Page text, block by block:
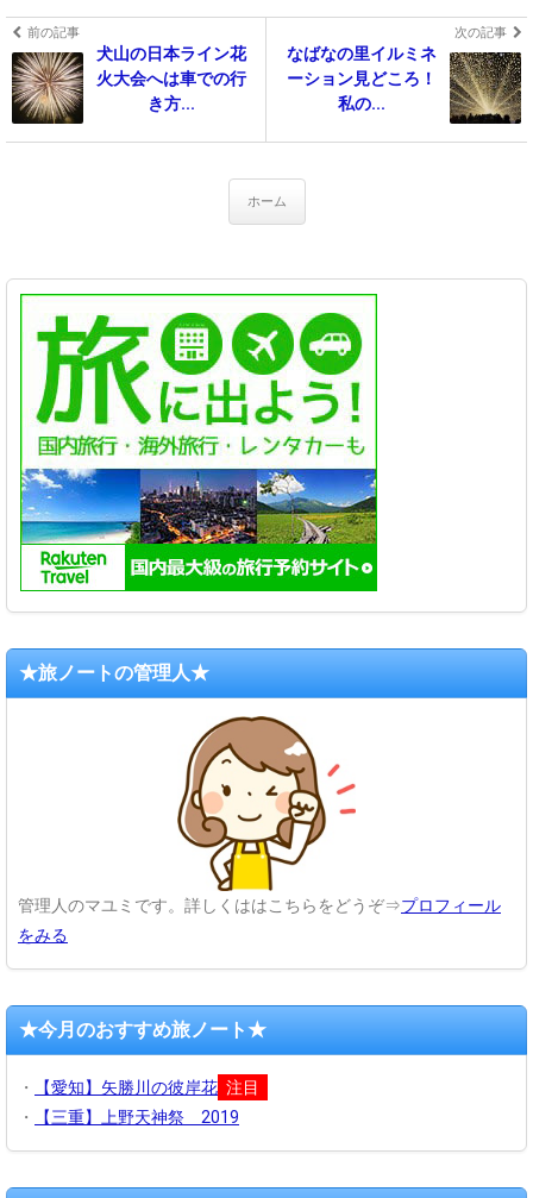
前の記事
犬山の日本ライン花
火大会へは車での行
き方...
次の記事
なばなの里イルミネ
ーション見どころ！
私の...
ホーム
★旅ノートの管理人★
管理人のマユミです。詳しくははこちらをどうぞ⇒プロフィール
をみる
★今月のおすすめ旅ノート★
・ 【愛知】矢勝川の彼岸花 注目
・
【三重】上野天神祭 2019